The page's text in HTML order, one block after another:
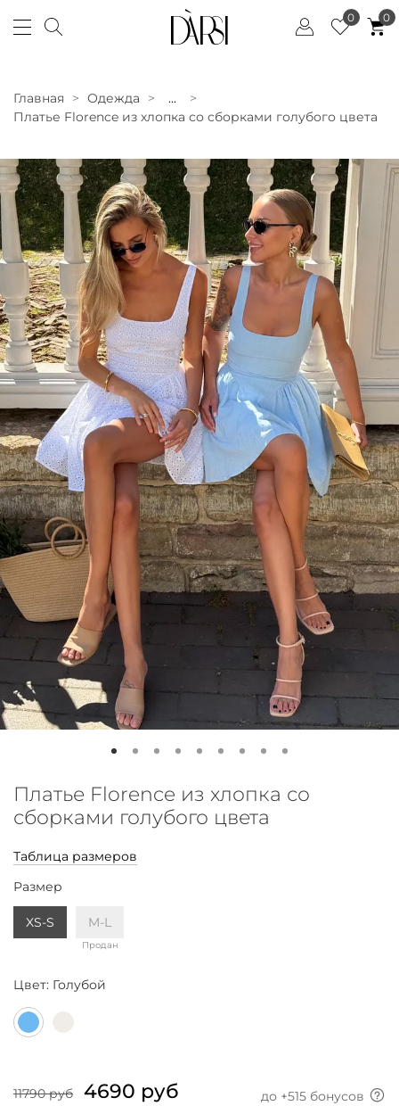
0 0
Главная Одежда
...
Платье Florence из хлопка со сборками голубого цвета
Платье Florence из хлопка со
сборками голубого цвета
Таблица размеров
Размер
XS-S M-L
Продан
Цвет: Голубой
11790 руб 4690 руб до +515 бонусов